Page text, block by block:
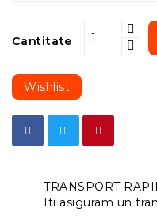
Cantitate
Wishlist
TRANSPORT
Iti asiguram un